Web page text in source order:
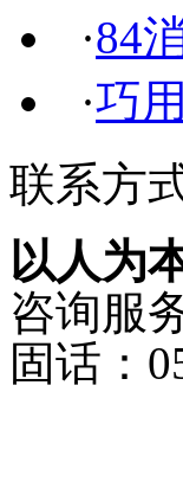
·84
·巧
联系方
以人为
咨询服
固话：